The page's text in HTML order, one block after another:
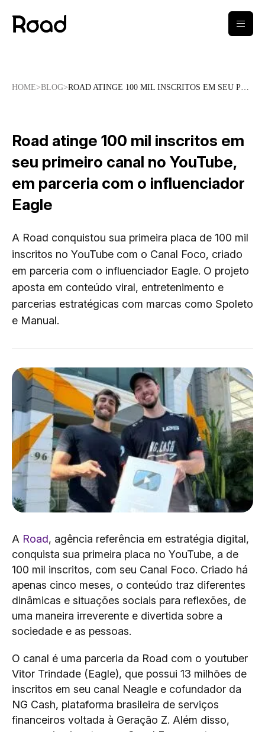
menu
HOME>BLOG> ROAD ATINGE 100 MIL INSCRITOS EM SEU PRIMEIRO CANAL NO YOUTUBE, EM PARCERIA COM O INFLUENCIADOR EAGLE
Road atinge 100 mil inscritos em
seu primeiro canal no YouTube,
em parceria com o influenciador
Eagle
A Road conquistou sua primeira placa de 100 mil
inscritos no YouTube com o Canal Foco, criado
em parceria com o influenciador Eagle. O projeto
aposta em conteúdo viral, entretenimento e
parcerias estratégicas com marcas como Spoleto
e Manual.
A Road, agência referência em estratégia digital,
conquista sua primeira placa no YouTube, a de
100 mil inscritos, com seu Canal Foco. Criado há
apenas cinco meses, o conteúdo traz diferentes
dinâmicas e situações sociais para reflexões, de
uma maneira irreverente e divertida sobre a
sociedade e as pessoas.
O canal é uma parceria da Road com o youtuber
Vitor Trindade (Eagle), que possui 13 milhões de
inscritos em seu canal Neagle e cofundador da
NG Cash, plataforma brasileira de serviços
financeiros voltada à Geração Z. Além disso,